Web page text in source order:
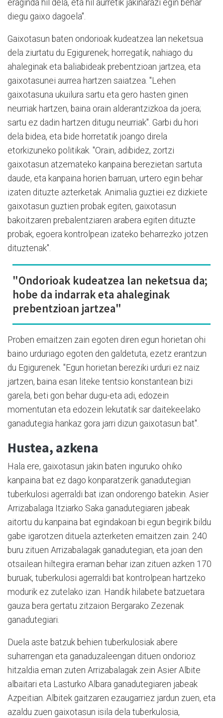
eraginda hil dela, eta hil aurretik jakinarazi egin behar
diegu gaixo dagoela".
Gaixotasun baten ondorioak kudeatzea lan neketsua
dela ziurtatu du Egigurenek; horregatik, nahiago du
ahaleginak eta baliabideak prebentzioan jartzea, eta
gaixotasunei aurrea hartzen saiatzea. "Lehen
gaixotasuna ukuilura sartu eta gero hasten ginen
neurriak hartzen, baina orain alderantzizkoa da joera;
sartu ez dadin hartzen ditugu neurriak". Garbi du hori
dela bidea, eta bide horretatik joango direla
etorkizuneko politikak. "Orain, adibidez, zortzi
gaixotasun atzemateko kanpaina berezietan sartuta
daude, eta kanpaina horien barruan, urtero egin behar
izaten dituzte azterketak. Animalia guztiei ez dizkiete
gaixotasun guztien probak egiten, gaixotasun
bakoitzaren prebalentziaren arabera egiten dituzte
probak, egoera kontrolpean izateko beharrezko jotzen
dituztenak".
"Ondorioak kudeatzea lan neketsua da;
hobe da indarrak eta ahaleginak
prebentzioan jartzea"
Proben emaitzen zain egoten diren egun horietan ohi
baino urduriago egoten den galdetuta, ezetz erantzun
du Egigurenek. "Egun horietan bereziki urduri ez naiz
jartzen, baina esan liteke tentsio konstantean bizi
garela, beti gon behar dugu-eta adi, edozein
momentutan eta edozein lekutatik sar daitekeelako
ganadutegia hankaz gora jarri dizun gaixotasun bat".
Hustea, azkena
Hala ere, gaixotasun jakin baten inguruko ohiko
kanpaina bat ez dago konparatzerik ganadutegian
tuberkulosi agerraldi bat izan ondorengo batekin. Asier
Arrizabalaga Itziarko Saka ganadutegiaren jabeak
aitortu du kanpaina bat egindakoan bi egun begirik bildu
gabe igarotzen dituela azterketen emaitzen zain. 240
buru zituen Arrizabalagak ganadutegian, eta joan den
otsailean hiltegira eraman behar izan zituen azken 170
buruak, tuberkulosi agerraldi bat kontrolpean hartzeko
modurik ez zutelako izan. Handik hilabete batzuetara
gauza bera gertatu zitzaion Bergarako Zezenak
ganadutegiari.
Duela aste batzuk behien tuberkulosiak abere
suharrengan eta ganaduzaleengan dituen ondorioz
hitzaldia eman zuten Arrizabalagak zein Asier Albite
albaitari eta Lasturko Albara ganadutegiaren jabeak
Azpeitian. Albitek gaitzaren ezaugarriez jardun zuen, eta
azaldu zuen gaixotasun isila dela tuberkulosia,